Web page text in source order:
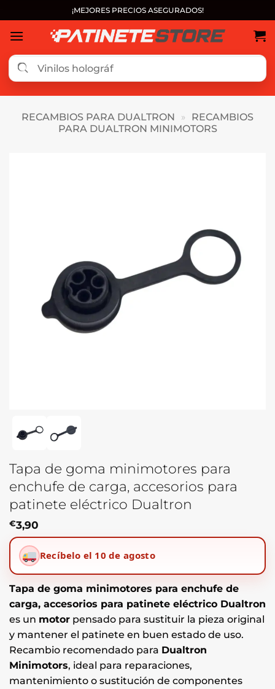
al
contenido
¡MEJORES PRECIOS ASEGURADOS!
RECAMBIOS PARA DUALTRON »
RECAMBIOS
PARA DUALTRON MINIMOTORS
Tapa de goma minimotores para
enchufe de carga, accesorios para
patinete eléctrico Dualtron
€3,90
Recíbelo el 10 de agosto
Tapa de goma minimotores para enchufe de
carga, accesorios para patinete eléctrico Dualtron
es un motor pensado para sustituir la pieza original
y mantener el patinete en buen estado de uso.
Recambio recomendado para Dualtron
Minimotors, ideal para reparaciones,
mantenimiento o sustitución de componentes